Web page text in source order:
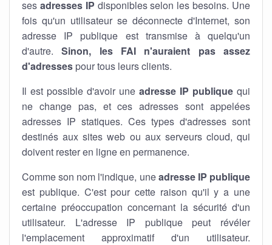
ses adresses IP disponibles selon les besoins. Une
fois qu'un utilisateur se déconnecte d'Internet, son
adresse IP publique est transmise à quelqu'un
d'autre.Sinon, les FAI n'auraient pas assez
d'adresses pour tous leurs clients.
Il est possible d'avoir une adresse IP publique qui
ne change pas, et ces adresses sont appelées
adresses IP statiques. Ces types d'adresses sont
destinés aux sites web ou aux serveurs cloud, qui
doivent rester en ligne en permanence.
Comme son nom l'indique, uneadresse IP publique
est publique. C'est pour cette raison qu'il y a une
certaine préoccupation concernant la sécurité d'un
utilisateur. L'adresse IP publique peut révéler
l'emplacement approximatif d'un utilisateur.